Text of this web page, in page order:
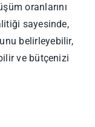
oranlarını
sayesinde,
belirleyebilir,
ve bütçenizi